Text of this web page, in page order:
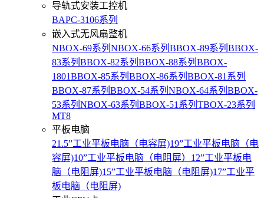
导轨式安装工控机
BAPC-3106系列
嵌入式无风扇整机
NBOX-69系列 NBOX-66系列 BBOX-89系列 BBOX-
83系列 BBOX-82系列 BBOX-88系列 BBOX-
1801BBOX-85系列 BBOX-86系列 BBOX-81系列
BBOX-87系列 BBOX-54系列 NBOX-64系列 BBOX-
53系列 NBOX-63系列 BBOX-51系列 TBOX-23系列
MT8
平板电脑
21.5”工业平板电脑（电容屏)19”工业平板电脑（电
容屏)10”工业平板电脑（电阻屏） 12”工业平板电
脑（电阻屏)15”工业平板电脑（电阻屏)17”工业平
板电脑（电阻屏)